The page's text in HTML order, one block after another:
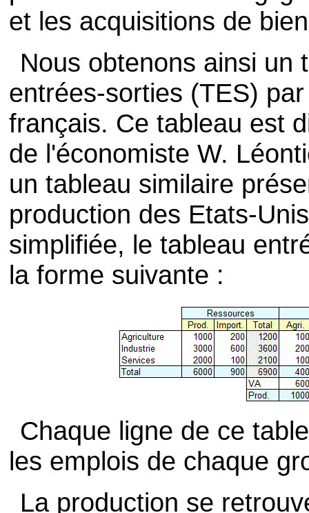
et les acquisitions de
Nous obtenons ainsi un
entrées-sorties (TES)
français. Ce tableau est
de l'économiste W.
un tableau similaire
production des Etats-
simplifiée, le tableau
la forme suivante :
Chaque ligne de ce
les emplois de chaque
La production se